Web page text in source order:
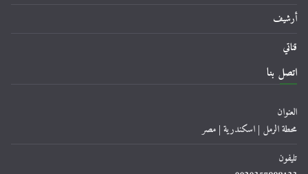
أرشيف
قناتي
اتصل بنا
العنوان
محطة الرمل | اسكندرية | مصر
تليفون